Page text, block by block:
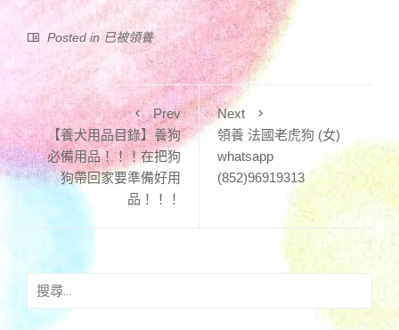
Posted in 已被領養
Prev
【養犬用品目錄】養狗
必備用品！！！在把狗
狗帶回家要準備好用
品！！！
Next
領養 法國老虎狗 (女)
whatsapp
(852)96919313
搜